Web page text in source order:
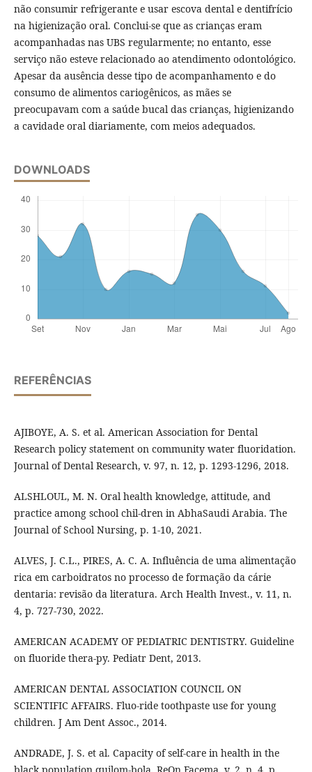
não consumir refrigerante e usar escova dental e dentifrício
na higienização oral. Conclui-se que as crianças eram
acompanhadas nas UBS regularmente; no entanto, esse
serviço não esteve relacionado ao atendimento odontológico.
Apesar da ausência desse tipo de acompanhamento e do
consumo de alimentos cariogênicos, as mães se
preocupavam com a saúde bucal das crianças, higienizando
a cavidade oral diariamente, com meios adequados.
DOWNLOADS
REFERÊNCIAS
AJIBOYE, A. S. et al. American Association for Dental
Research policy statement on community water fluoridation.
Journal of Dental Research, v. 97, n. 12, p. 1293-1296, 2018.
ALSHLOUL, M. N. Oral health knowledge, attitude, and
practice among school chil-dren in AbhaSaudi Arabia. The
Journal of School Nursing, p. 1-10, 2021.
ALVES, J. C.L., PIRES, A. C. A. Influência de uma alimentação
rica em carboidratos no processo de formação da cárie
dentaria: revisão da literatura. Arch Health Invest., v. 11, n.
4, p. 727-730, 2022.
AMERICAN ACADEMY OF PEDIATRIC DENTISTRY. Guideline
on fluoride thera-py. Pediatr Dent, 2013.
AMERICAN DENTAL ASSOCIATION COUNCIL ON
SCIENTIFIC AFFAIRS. Fluo-ride toothpaste use for young
children. J Am Dent Assoc., 2014.
ANDRADE, J. S. et al. Capacity of self-care in health in the